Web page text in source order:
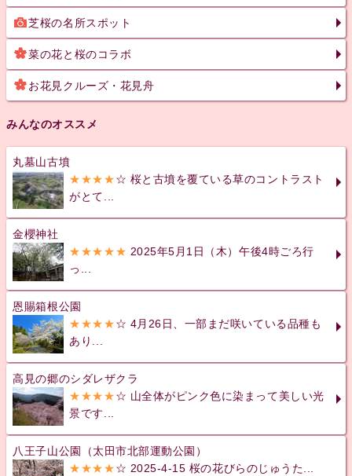
芝桜の名所スポット
菜の花と桜のコラボ
お花見クルーズ・花見舟
みんなのオススメ
丸墓山古墳
★★★★☆ 桜と古墳を覆ている草のコントラスト
がとて...
金櫻神社
★★★★★ 2025年5月1日（木）午後4時ごろ行
っ...
恩賜箱根公園
★★★★☆ 4月26日、一部まだ咲いている品種も
あり...
高見の郷のシダレザクラ
★★★★☆ 山全体がピンク色に染まって美しい光
景です...
八王子山公園（太田市北部運動公園）
★★★★☆ 2025-4-15 桜の花びらのじゅうた...